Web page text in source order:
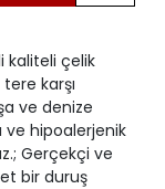
kaliteli çelik
karşı
ve denize
ve hipoalerjenik
Gerçekçi ve
bir duruş